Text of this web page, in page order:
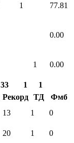
1 77.81
0.00
1 0.00
33 1
1
Рекорд ТД
Фмб
13 1
0
20 1
0